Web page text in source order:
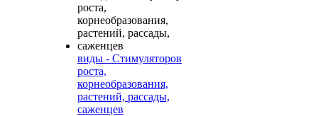
виды - Стимуляторов
роста,
корнеобразования,
растений, рассады,
саженцев